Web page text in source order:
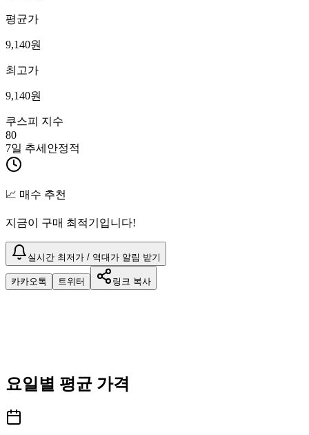
평균가
9,140원
최고가
9,140원
쿠스피 지수
80
7일 추세 안정적
📈 매수 추천
지금이 구매 최적기입니다!
실시간 최저가 / 역대가 알림 받기
카카오톡 트위터 링크 복사
요일별 평균 가격